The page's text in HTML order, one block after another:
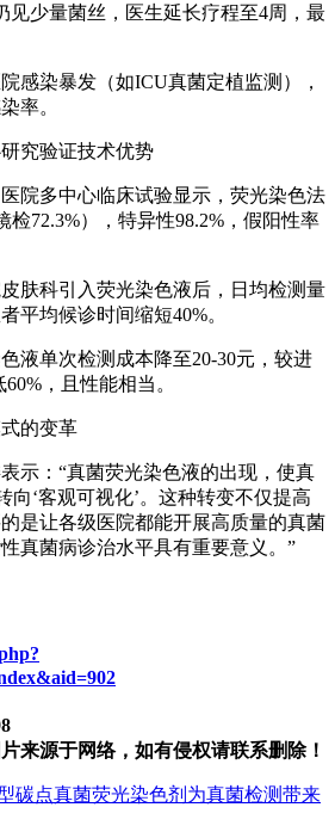
见少量菌丝，医生延长疗程至4周，最
感染暴发（如ICU真菌定植监测），
率。
究验证技术优势
院多中心临床试验显示，荧光染色法
检72.3%），特异性98.2%，假阳性率
肤科引入荧光染色液后，日均检测量
平均候诊时间缩短40%。
液单次检测成本降至20-30元，较进
，且性能相当。
的变革
示：“真菌荧光染色液的出现，使真
向‘客观可视化’。这种转变不仅提高
是让各级医院都能开展高质量的真菌
真菌病诊治水平具有重要意义。”
来源于网络，如有侵权请联系删除！
碳点真菌荧光染色剂为真菌检测带来